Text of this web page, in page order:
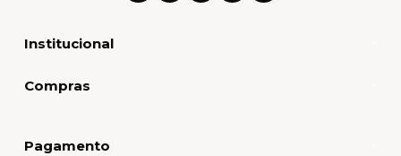
Institucional
Compras
Pagamento